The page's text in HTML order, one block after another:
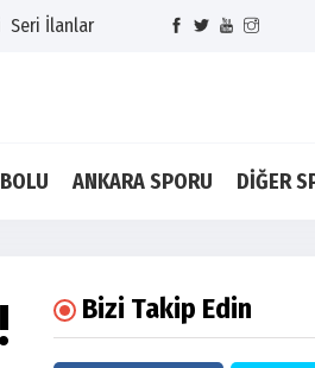
Seri İlanlar
ANKARA SPORU DİĞER
Bizi Takip Edin